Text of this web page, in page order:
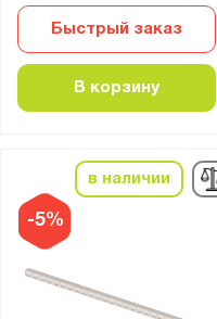
Быстрый заказ
В корзину
-5%
в наличии